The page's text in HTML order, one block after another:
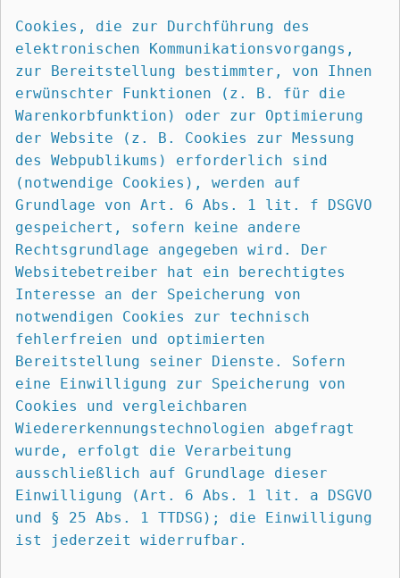
Cookies, die zur Durchführung des
elektronischen Kommunikationsvorgangs,
zur Bereitstellung bestimmter, von Ihnen
erwünschter Funktionen (z. B. für die
Warenkorbfunktion) oder zur Optimierung
der Website (z. B. Cookies zur Messung
des Webpublikums) erforderlich sind
(notwendige Cookies), werden auf
Grundlage von Art. 6 Abs. 1 lit. f DSGVO
gespeichert, sofern keine andere
Rechtsgrundlage angegeben wird. Der
Websitebetreiber hat ein berechtigtes
Interesse an der Speicherung von
notwendigen Cookies zur technisch
fehlerfreien und optimierten
Bereitstellung seiner Dienste. Sofern
eine Einwilligung zur Speicherung von
Cookies und vergleichbaren
Wiedererkennungstechnologien abgefragt
wurde, erfolgt die Verarbeitung
ausschließlich auf Grundlage dieser
Einwilligung (Art. 6 Abs. 1 lit. a DSGVO
und § 25 Abs. 1 TTDSG); die Einwilligung
ist jederzeit widerrufbar.